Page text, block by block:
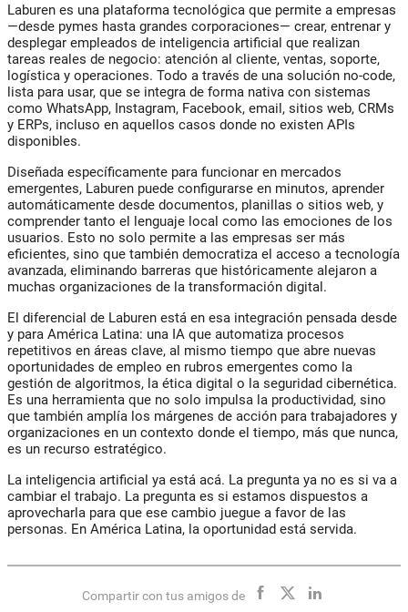
Laburen es una plataforma tecnológica que permite a empresas
—desde pymes hasta grandes corporaciones— crear, entrenar y
desplegar empleados de inteligencia artificial que realizan
tareas reales de negocio: atención al cliente, ventas, soporte,
logística y operaciones. Todo a través de una solución no-code,
lista para usar, que se integra de forma nativa con sistemas
como WhatsApp, Instagram, Facebook, email, sitios web, CRMs
y ERPs, incluso en aquellos casos donde no existen APIs
disponibles.
Diseñada específicamente para funcionar en mercados
emergentes, Laburen puede configurarse en minutos, aprender
automáticamente desde documentos, planillas o sitios web, y
comprender tanto el lenguaje local como las emociones de los
usuarios. Esto no solo permite a las empresas ser más
eficientes, sino que también democratiza el acceso a tecnología
avanzada, eliminando barreras que históricamente alejaron a
muchas organizaciones de la transformación digital.
El diferencial de Laburen está en esa integración pensada desde
y para América Latina: una IA que automatiza procesos
repetitivos en áreas clave, al mismo tiempo que abre nuevas
oportunidades de empleo en rubros emergentes como la
gestión de algoritmos, la ética digital o la seguridad cibernética.
Es una herramienta que no solo impulsa la productividad, sino
que también amplía los márgenes de acción para trabajadores y
organizaciones en un contexto donde el tiempo, más que nunca,
es un recurso estratégico.
La inteligencia artificial ya está acá. La pregunta ya no es si va a
cambiar el trabajo. La pregunta es si estamos dispuestos a
aprovecharla para que ese cambio juegue a favor de las
personas. En América Latina, la oportunidad está servida.
Compartir con tus amigos de